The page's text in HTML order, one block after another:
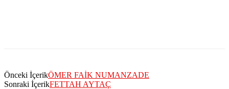
Önceki İçerikÖMER FAİK NUMANZADE
Sonraki İçerikFETTAH AYTAÇ